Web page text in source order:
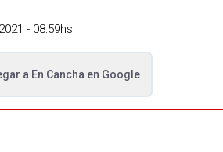
- 08:59hs
a En Cancha en Google
pestaña